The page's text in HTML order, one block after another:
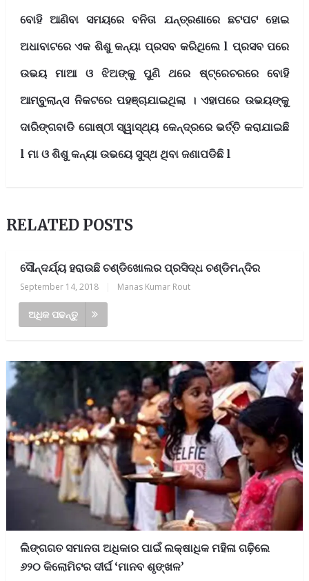
ବୋହି ଆଣିବା ସମୟରେ ବନିତା ଯନ୍ତ୍ରଣାରେ ଛଟପଟ ହୋଇ
ଅଧାବାଟରେ ଏକ ଶିଶୁ କନ୍ୟା ପ୍ରସବ କରିଥିଲେ l ପ୍ରସବ ପରେ
ଉଭୟ ମାଆ ଓ ଝିଅଙ୍କୁ ପୁଣି ଥରେ ଷ୍ଟ୍ରେଚରରେ ବୋହି
ଆମ୍ବୁଲାନ୍ସ ନିକଟରେ ପହଞ୍ଚାଯାଇଥିଲା । ଏହାପରେ ଉଭୟଙ୍କୁ
ଦାରିଙ୍ଗବାଡି ଗୋଷ୍ଠୀ ସ୍ୱାସ୍ଥ୍ୟ କେନ୍ଦ୍ରରେ ଭର୍ତ୍ତି କରାଯାଇଛି
l ମା ଓ ଶିଶୁ କନ୍ୟା ଉଭୟେ ସୁସ୍ଥ ଥିବା ଜଣାପଡିଛି l
RELATED POSTS
ସୌନ୍ଦର୍ଯ୍ୟ ହରାଉଛି ଚଣ୍ଡିଖୋଲର ପ୍ରସିଦ୍ଧ ଚଣ୍ଡିମନ୍ଦିର
September 14, 2018 Manas Kumar Rout
ଅଧିକ ପଢନ୍ତୁ
ଲିଙ୍ଗଗତ ସମାନତା ଅଧିକାର ପାଇଁ ଲକ୍ଷାଧିକ ମହିଳା ଗଢ଼ିଲେ
୬୨୦ କିଲୋମିଟର ଦୀର୍ଘ ‘ମାନବ ଶୃଙ୍ଖଳ’